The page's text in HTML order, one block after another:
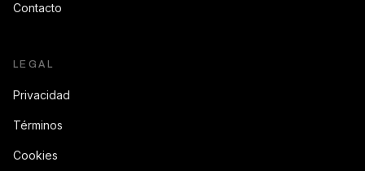
Contacto
LEGAL
Privacidad
Términos
Cookies